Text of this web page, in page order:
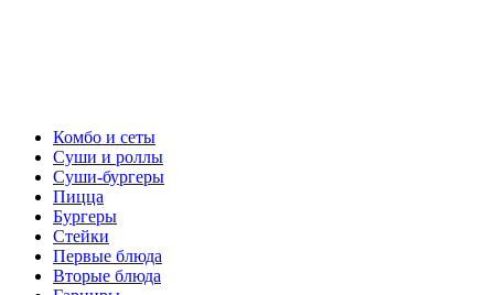
Комбо и сеты
Суши и роллы
Суши-бургеры
Пицца
Бургеры
Стейки
Первые блюда
Вторые блюда